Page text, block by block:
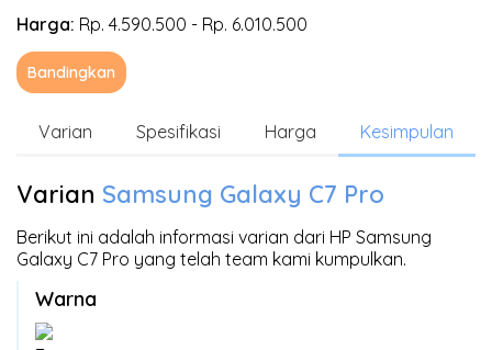
Harga: Rp. 4.590.500 - Rp. 6.010.500
Bandingkan
Varian Spesifikasi Harga Kesimpulan
Varian Samsung Galaxy C7 Pro
Berikut ini adalah informasi varian dari HP Samsung
Galaxy C7 Pro yang telah team kami kumpulkan.
Warna